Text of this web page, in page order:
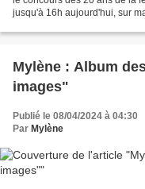
jusqu'à 16h aujourd'hui, sur
Mylène : Album
images"
Publié le 08/04/2024 à 04:30
Par Mylène